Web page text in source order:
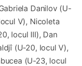
Danilov (U-
V), Nicoleta
locul III), Dan
(U-20, locul V),
(U-23, locul